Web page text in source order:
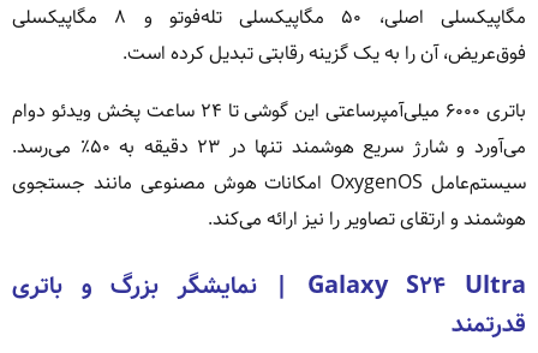
مگاپیکسلی اصلی، ۵۰ مگاپیکسلی تله‌فوتو و ۸ مگاپیکسلی
فوق‌عریض، آن را به یک گزینه رقابتی تبدیل کرده است.
باتری ۶۰۰۰ میلی‌آمپرساعتی این گوشی تا ۲۴ ساعت پخش ویدئو دوام
می‌آورد و شارژ سریع هوشمند تنها در ۲۳ دقیقه به ۵۰٪ می‌رسد.
سیستم‌عامل OxygenOS امکانات هوش مصنوعی مانند جستجوی
هوشمند و ارتقای تصاویر را نیز ارائه می‌کند.
Galaxy S۲۴ Ultra | نمایشگر بزرگ و باتری
قدرتمند